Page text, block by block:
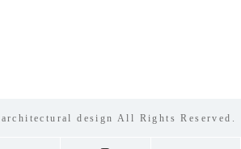
design All Rights Reserved.